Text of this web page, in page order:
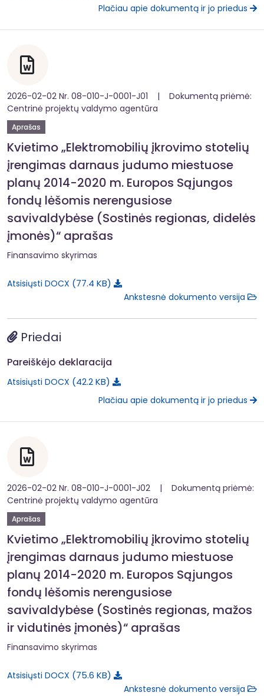
Plačiau apie dokumentą ir jo priedus
2026-02-02 Nr. 08-010-J-0001-J01 | Dokumentą priėmė:
Centrinė projektų valdymo agentūra
Aprašas
Kvietimo „Elektromobilių įkrovimo stotelių
įrengimas darnaus judumo miestuose
planų 2014-2020 m. Europos Sąjungos
fondų lėšomis nerengusiose
savivaldybėse (Sostinės regionas, didelės
įmonės)“ aprašas
Finansavimo skyrimas
Atsisiųsti DOCX 77.4 KB
Ankstesnė dokumento versija
Priedai
Pareiškėjo deklaracija
Atsisiųsti DOCX 42.2 KB
Plačiau apie dokumentą ir jo priedus
2026-02-02 Nr. 08-010-J-0001-J02 | Dokumentą priėmė:
Centrinė projektų valdymo agentūra
Aprašas
Kvietimo „Elektromobilių įkrovimo stotelių
įrengimas darnaus judumo miestuose
planų 2014-2020 m. Europos Sąjungos
fondų lėšomis nerengusiose
savivaldybėse (Sostinės regionas, mažos
ir vidutinės įmonės)“ aprašas
Finansavimo skyrimas
Atsisiųsti DOCX 75.6 KB
Ankstesnė dokumento versija